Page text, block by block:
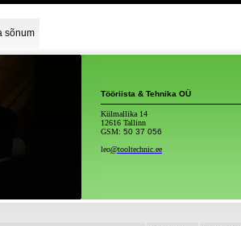
sõnum
Tööriista & Tehnika OÜ
Külmallika 14
12616 Tallinn
GSM: 50 37 056
leo@tooltechnic.ee